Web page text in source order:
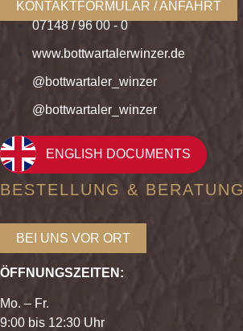
KONTAKTFORMULAR / ANFAHRT
07148 / 96 00 - 0
www.bottwartalerwinzer.de
@bottwartaler_winzer
@bottwartaler_winzer
ENGLISH DOCUMENTS
BESTELLUNG & BERATUNG
BEI UNS VOR ORT
ÖFFNUNGSZEITEN:
Mo. – Fr.
9:00 bis 12:30 Uhr